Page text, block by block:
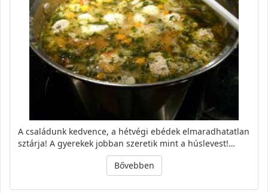
A családunk kedvence, a hétvégi ebédek elmaradhatatlan
sztárja! A gyerekek jobban szeretik mint a húslevest!…
Bővebben